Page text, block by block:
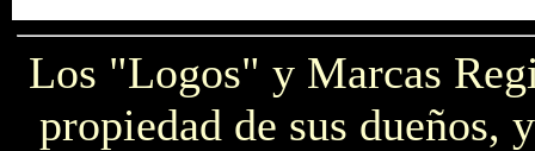
Los "Logos" y Marcas
propiedad de sus dueños,